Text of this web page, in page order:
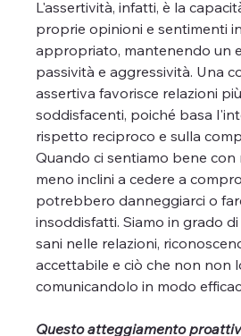
L'assertività, infatti, è la
proprie opinioni e sentimenti
appropriato, mantenendo un
passività e aggressività. Una
assertiva favorisce relazioni
soddisfacenti, poiché basa
rispetto reciproco e sulla
Quando ci sentiamo bene con
meno inclini a cedere a
potrebbero danneggiarci o
insoddisfatti. Siamo in grado
sani nelle relazioni,
accettabile e ciò che non non
comunicandolo in modo
Questo atteggiamento